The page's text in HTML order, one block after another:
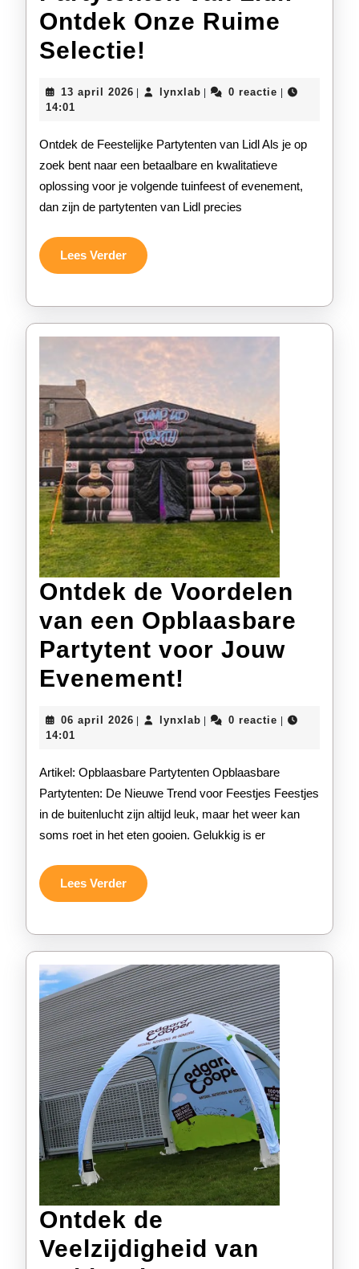
Ontdek Onze Ruime
Selectie!
van
Lidl:
Ontdek
Onze
Ruime
Selectie!
13 april 2026 13
lynxlablynxlab0 reactie
14:01
Ontdek de Feestelijke Partytenten van Lidl Als je op
zoek bent naar een betaalbare en kwalitatieve
oplossing voor je volgende tuinfeest of evenement,
dan zijn de partytenten van Lidl precies
Lees VerderLees
Verder
Ontdek de Voordelen
van een Opblaasbare
Partytent voor Jouw
Evenement!
Voordelen
van
een
Opblaasbare
Partytent
Evenement!
06 april 2026 06
lynxlablynxlab0 reactie
14:01
Artikel: Opblaasbare Partytenten Opblaasbare
Partytenten: De Nieuwe Trend voor Feestjes Feestjes
in de buitenlucht zijn altijd leuk, maar het weer kan
soms roet in het eten gooien. Gelukkig is er
Lees VerderLees
Verder
Ontdek de
Veelzijdigheid van